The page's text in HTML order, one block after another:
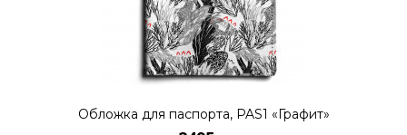
Обложка для паспорта, PAS1 «Графит»